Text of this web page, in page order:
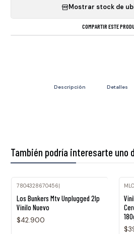
Mostrar stock de
COMPARTIR ESTE
Descripción Detalles
También podría interesarte uno
7804328670456|
Los Bunkers Mtv Unplugged 2lp
Vinilo Nuevo
$42.900